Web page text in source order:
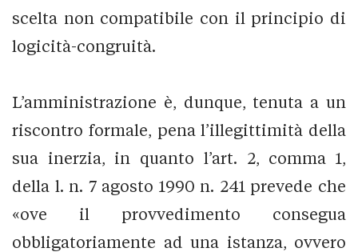
scelta non compatibile con il principio di
logicità-congruità.
L’amministrazione è, dunque, tenuta a un
riscontro formale, pena l’illegittimità della
sua inerzia, in quanto l’art. 2, comma 1,
della l. n. 7 agosto 1990 n. 241 prevede che
«ove il provvedimento consegua
obbligatoriamente ad una istanza, ovvero